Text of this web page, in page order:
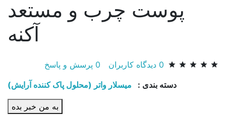
پوست چرب و مستعد
آکنه
0 دیدگاه کاربران 0 پرسش و پاسخ
دسته بندی :
میسلار واتر (محلول پاک کننده آرایش)
به من خبر بده